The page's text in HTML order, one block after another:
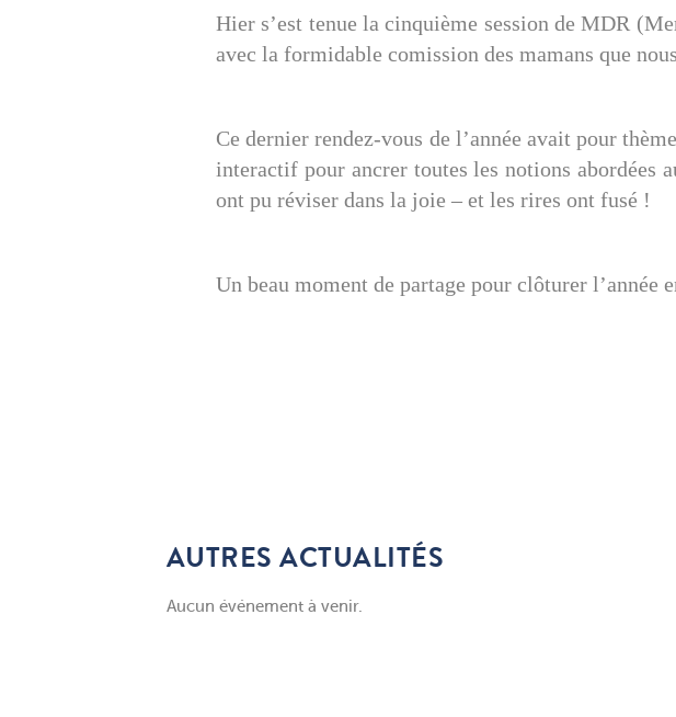
Hier s’est tenue la cinquième session de MDR
avec la formidable comission des mamans que
Ce dernier rendez-vous de l’année avait pour
interactif pour ancrer toutes les notions abordées
ont pu réviser dans la joie – et les rires ont fusé !
Un beau moment de partage pour clôturer l’année
AUTRES ACTUALITÉS
Aucun événement à venir.